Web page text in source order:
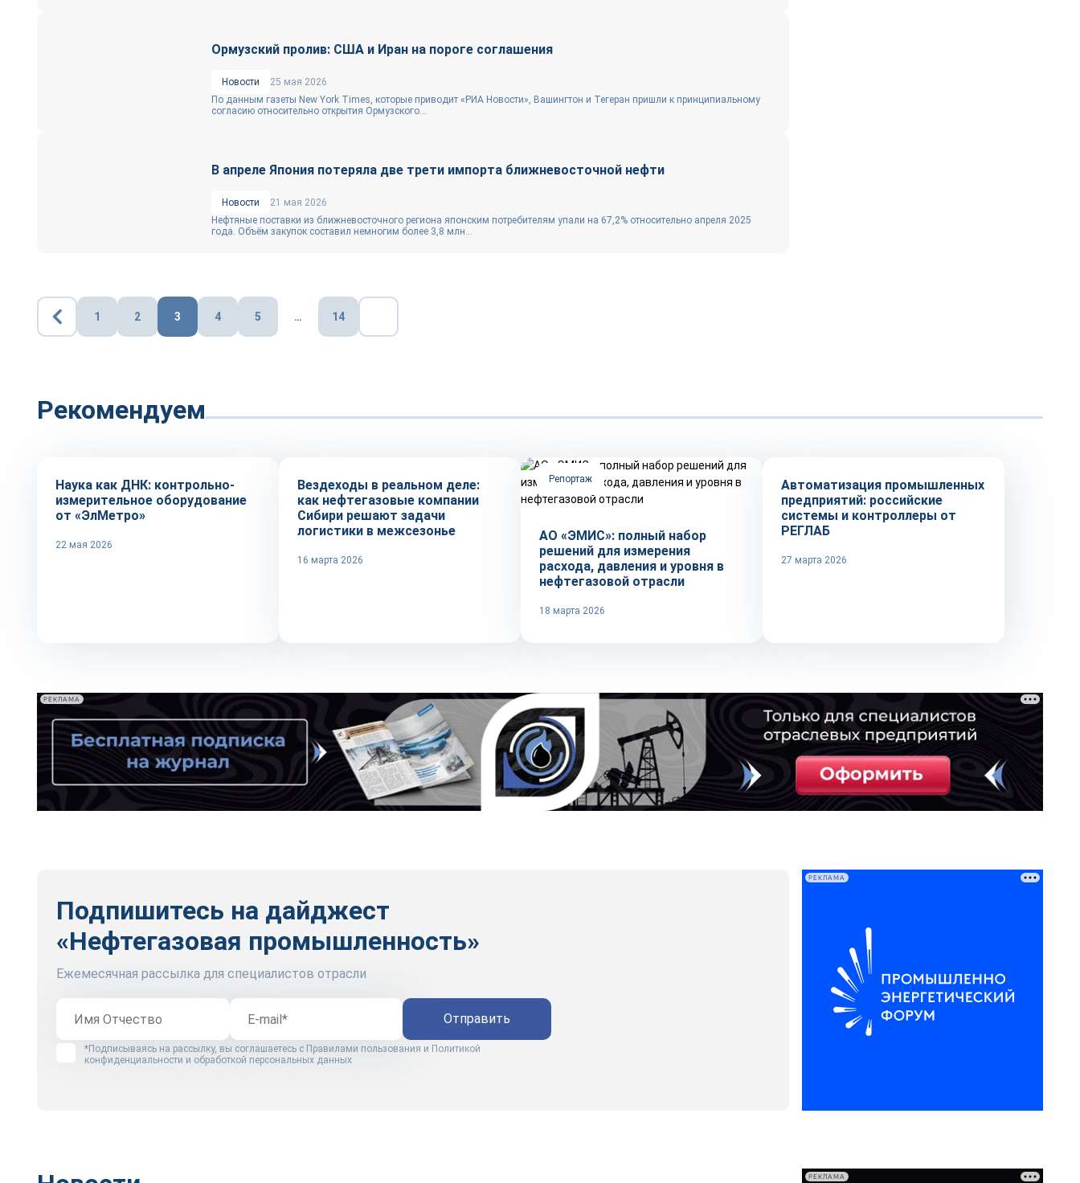
Ормузский пролив: США и Иран на пороге соглашения
Новости
25 мая 2026
По данным газеты New York Times, которые приводит «РИА Новости», Вашингтон и Тегеран пришли к принципиальному
согласию относительно открытия Ормузского...
В апреле Япония потеряла две трети импорта ближневосточной нефти
Новости
21 мая 2026
Нефтяные поставки из ближневосточного региона японским потребителям упали на 67,2% относительно апреля 2025
года. Объём закупок составил немногим более 3,8 млн...
Пагинация
записей
1 2 3 4 5 … 14
Рекомендуем
Наука как ДНК: контрольно-
измерительное оборудование
от «ЭлМетро»
22 мая 2026
Вездеходы в реальном деле:
как нефтегазовые компании
Сибири решают задачи
логистики в межсезонье
16 марта 2026
Репортаж
АО «ЭМИС»: полный набор
решений для измерения
расхода, давления и уровня в
нефтегазовой отрасли
18 марта 2026
Автоматизация промышленных
предприятий: российские
системы и контроллеры от
РЕГЛАБ
27 марта 2026
РЕКЛАМА
Подпишитесь на дайджест
«Нефтегазовая промышленность»
Ежемесячная рассылка для специалистов отрасли
*Подписываясь на рассылку, вы соглашаетесь с Правилами пользования и Политикой
конфиденциальности и обработкой персональных данных
Отправить
РЕКЛАМА
РЕКЛАМА